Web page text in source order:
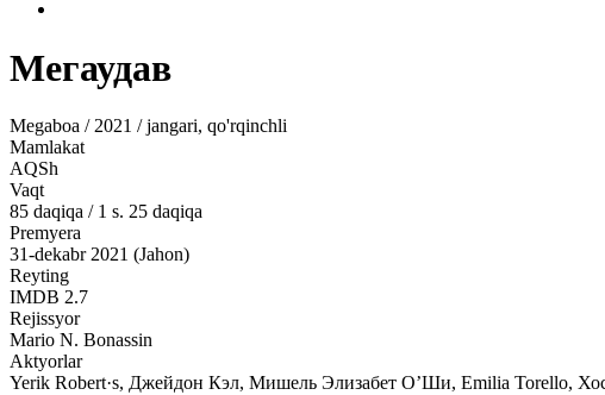
Мегаудав
Megaboa / 2021 / jangari, qo'rqinchli
Mamlakat
AQSh
Vaqt
85 daqiqa / 1 s. 25 daqiqa
Premyera
31-dekabr 2021 (Jahon)
Reyting
IMDB 2.7
Rejissyor
Mario N. Bonassin
Aktyorlar
Yerik Robert·s, Джейдон Кэл, Мишель Элизабет О’Ши, Emilia Torello,